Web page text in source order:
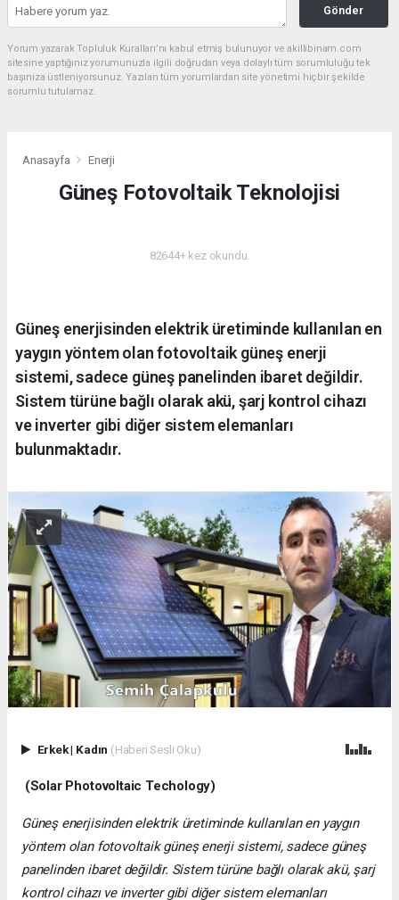
Gönder
Yorum yazarak Topluluk Kuralları’nı kabul etmiş bulunuyor ve akillibinam.com
sitesine yaptığınız yorumunuzla ilgili doğrudan veya dolaylı tüm sorumluluğu tek
başınıza üstleniyorsunuz. Yazılan tüm yorumlardan site yönetimi hiçbir şekilde
sorumlu tutulamaz.
Anasayfa Enerji
Güneş Fotovoltaik Teknolojisi
82644+ kez okundu.
Güneş enerjisinden elektrik üretiminde kullanılan en
yaygın yöntem olan fotovoltaik güneş enerji
sistemi, sadece güneş panelinden ibaret değildir.
Sistem türüne bağlı olarak akü, şarj kontrol cihazı
ve inverter gibi diğer sistem elemanları
bulunmaktadır.
Erkek| Kadın (Haberi Sesli Oku)
(Solar Photovoltaic Techology)
Güneş enerjisinden elektrik üretiminde kullanılan en yaygın
yöntem olan fotovoltaik güneş enerji sistemi, sadece güneş
panelinden ibaret değildir. Sistem türüne bağlı olarak akü, şarj
kontrol cihazı ve inverter gibi diğer sistem elemanları